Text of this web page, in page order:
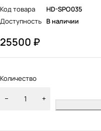
Код товара
HD-SPO035
Доступность В наличии
25500 ₽
Количество